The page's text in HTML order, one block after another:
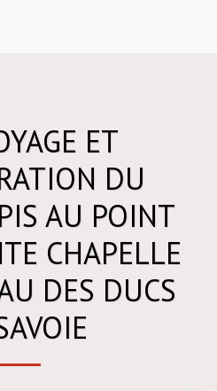
ET
DU
AU POINT
CHAPELLE
DES DUCS